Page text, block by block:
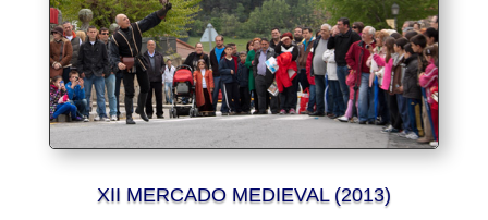
XII MERCADO MEDIEVAL (2013)